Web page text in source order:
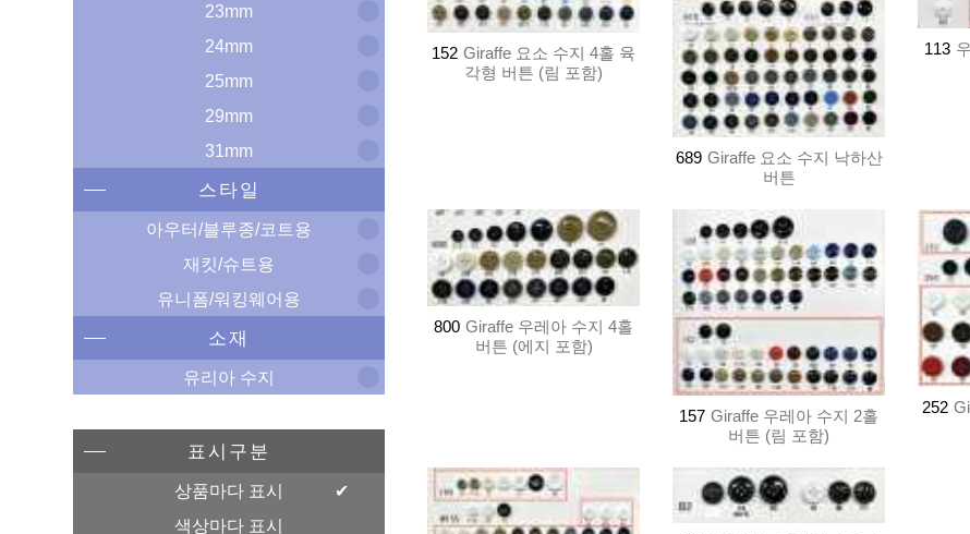
23mm
24mm
25mm
29mm
31mm
스타일
아우터/블루종/코트용
재킷/슈트용
유니폼/워킹웨어용
소재
유리아 수지
표시구분
상품마다 표시
색상마다 표시
152 Giraffe 요소 수지 4홀 육
각형 버튼 (림 포함)
689 Giraffe 요소 수지 낙하산
버튼
113
800 Giraffe 우레아 수지 4홀
버튼 (에지 포함)
157 Giraffe 우레아 수지 2홀
버튼 (림 포함)
252